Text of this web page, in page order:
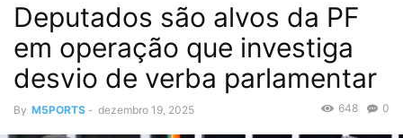
Deputados são alvos da PF
em operação que investiga
desvio de verba parlamentar
By M5PORTS - dezembro 19, 2025 0
648